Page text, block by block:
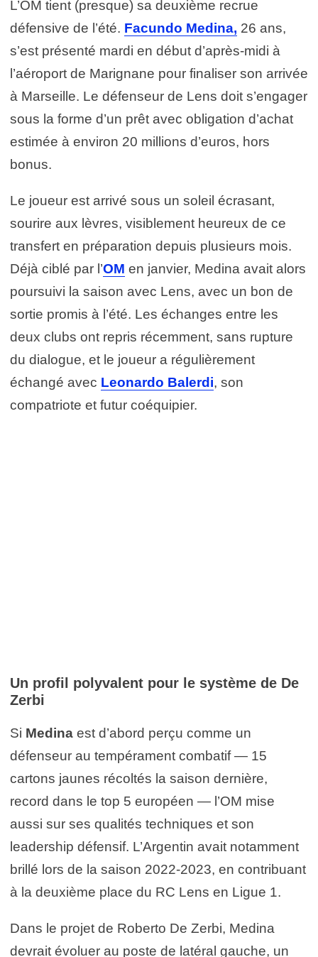
L’OM tient (presque) sa deuxième recrue
défensive de l’été. Facundo Medina, 26 ans,
s’est présenté mardi en début d’après-midi à
l’aéroport de Marignane pour finaliser son arrivée
à Marseille. Le défenseur de Lens doit s’engager
sous la forme d’un prêt avec obligation d’achat
estimée à environ 20 millions d’euros, hors
bonus.
Le joueur est arrivé sous un soleil écrasant,
sourire aux lèvres, visiblement heureux de ce
transfert en préparation depuis plusieurs mois.
Déjà ciblé par l’OM en janvier, Medina avait alors
poursuivi la saison avec Lens, avec un bon de
sortie promis à l’été. Les échanges entre les
deux clubs ont repris récemment, sans rupture
du dialogue, et le joueur a régulièrement
échangé avec Leonardo Balerdi, son
compatriote et futur coéquipier.
Un profil polyvalent pour le système de De
Zerbi
Si Medina est d’abord perçu comme un
défenseur au tempérament combatif — 15
cartons jaunes récoltés la saison dernière,
record dans le top 5 européen — l’OM mise
aussi sur ses qualités techniques et son
leadership défensif. L’Argentin avait notamment
brillé lors de la saison 2022-2023, en contribuant
à la deuxième place du RC Lens en Ligue 1.
Dans le projet de Roberto De Zerbi, Medina
devrait évoluer au poste de latéral gauche, un